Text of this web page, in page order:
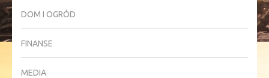
DOM I OGRÓD
FINANSE
MEDIA